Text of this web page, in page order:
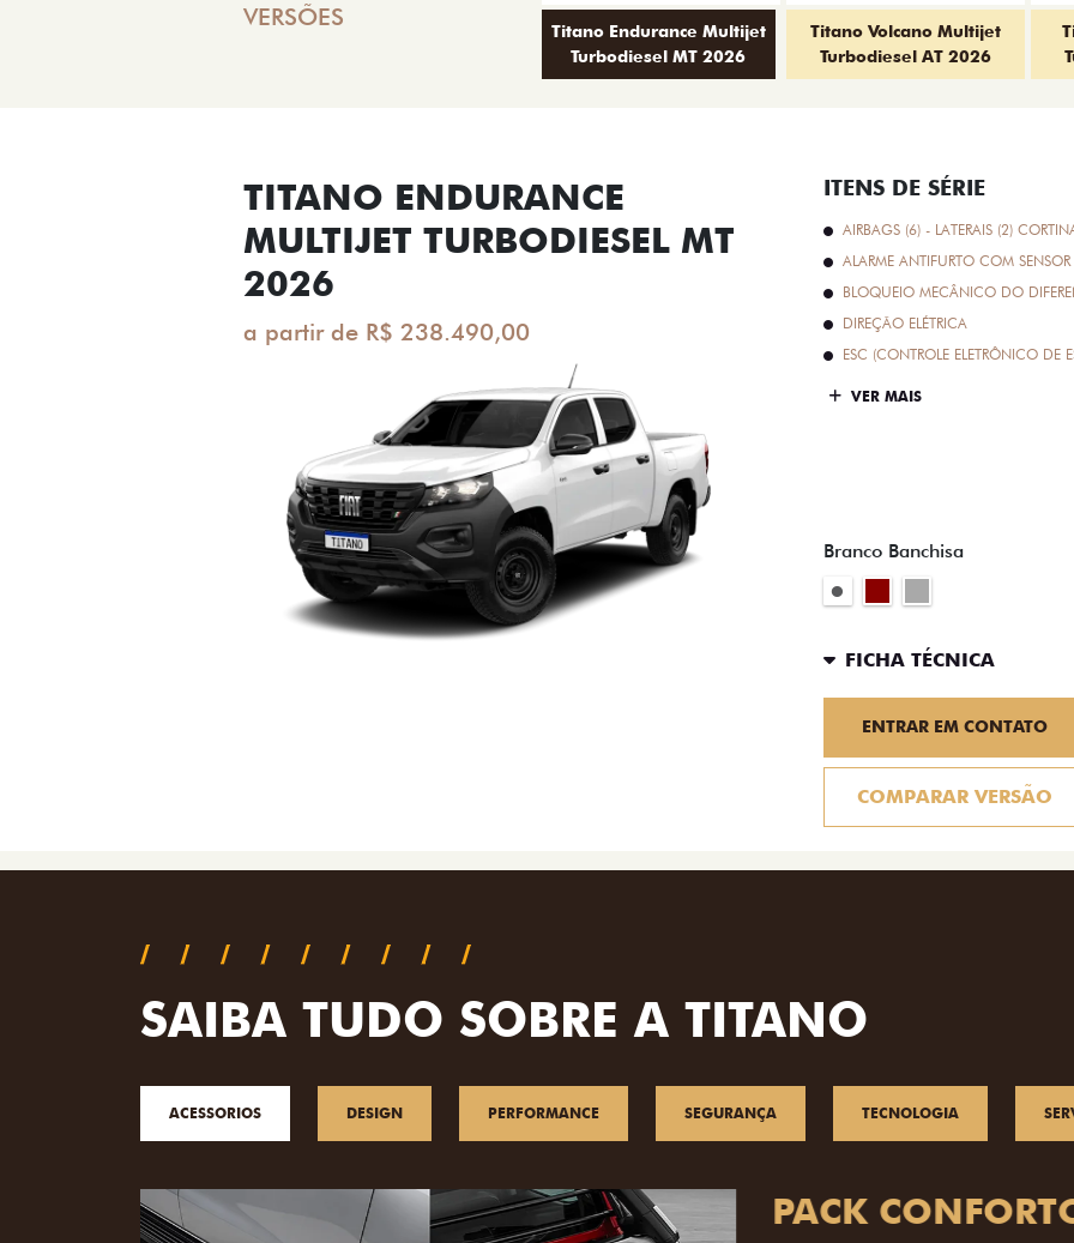
VERSÕES
Titano Endurance Multijet
Turbodiesel MT 2026
Titano Volcano Multijet
Turbodiesel AT 2026
TITANO ENDURANCE
MULTIJET TURBODIESEL MT
2026
a partir de R$ 238.490,00
ITENS DE SÉRIE
AIRBAGS (6) - LATERAIS (2)
ALARME ANTIFURTO COM SENSOR
BLOQUEIO MECÂNICO DO
DIREÇÃO ELÉTRICA
ESC (CONTROLE ELETRÔNICO DE
VER MAIS
Branco Banchisa
FICHA TÉCNICA
ENTRAR EM CONTATO
COMPARAR VERSÃO
SAIBA TUDO SOBRE A TITANO
ACESSORIOS DESIGN PERFORMANCE SEGURANÇA TECNOLOGIA
PACK OFF-